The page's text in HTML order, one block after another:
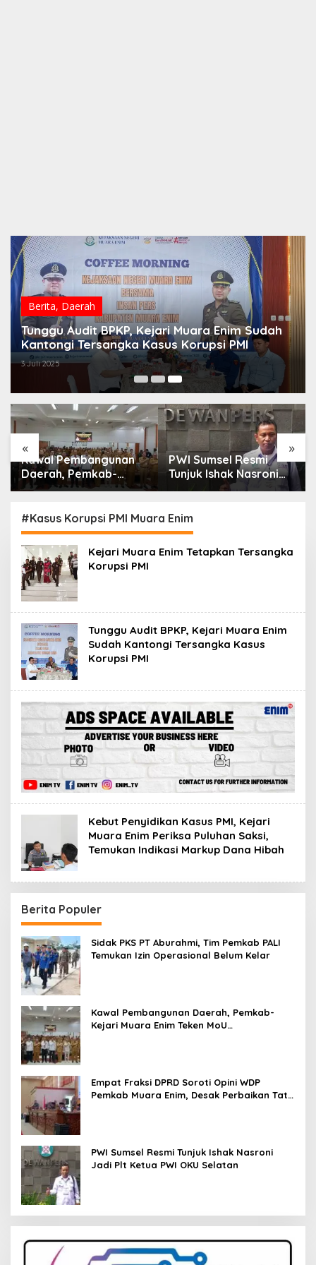
Berita, Daerah
Tunggu Audit BPKP, Kejari Muara Enim Sudah
Kantongi Tersangka Kasus Korupsi PMI
3 Juli 2025
« »
Kawal Pembangunan
Daerah, Pemkab-
Kejari Muara Enim
Pendampingan Hukum
PWI Sumsel Resmi
Tunjuk Ishak Nasroni
Jadi Plt Ketua PWI
#Kasus Korupsi PMI Muara Enim
Kejari Muara Enim Tetapkan Tersangka
Korupsi PMI
Tunggu Audit BPKP, Kejari Muara Enim
Sudah Kantongi Tersangka Kasus
Korupsi PMI
Kebut Penyidikan Kasus PMI, Kejari
Muara Enim Periksa Puluhan Saksi,
Temukan Indikasi Markup Dana Hibah
Berita Populer
Sidak PKS PT Aburahmi, Tim Pemkab PALI
Temukan Izin Operasional Belum Kelar
Kawal Pembangunan Daerah, Pemkab-
Kejari Muara Enim Teken MoU
Empat Fraksi DPRD Soroti Opini WDP
Pemkab Muara Enim, Desak Perbaikan Tata
PWI Sumsel Resmi Tunjuk Ishak Nasroni
Jadi Plt Ketua PWI OKU Selatan